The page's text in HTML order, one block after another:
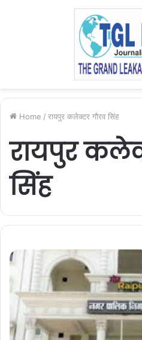
Home / रायपुर कलेक्टर गौरव सिंह
रायपुर
सिंह